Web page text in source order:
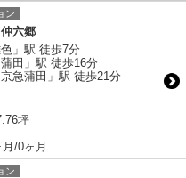
ン
六郷
」駅 徒歩7分
田」駅 徒歩16分
急蒲田」駅 徒歩21分
坪
月/0ヶ月
ン